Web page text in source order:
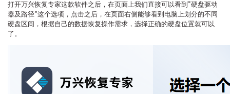
打开万兴恢复专家这款软件之后，在页面上我们直接可以看到“硬盘驱动
器及路径”这个选项，点击之后，在页面右侧能够看到电脑上划分的不同
硬盘区间，根据自己的数据恢复操作需求，选择正确的硬盘位置就可以
了。